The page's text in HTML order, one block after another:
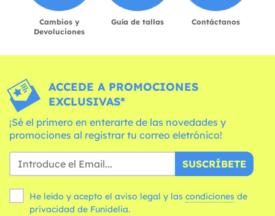
Cambios y
Devoluciones
Guía de tallas Contáctanos
ACCEDE A PROMOCIONES
EXCLUSIVAS*
¡Sé el primero en enterarte de las novedades y
promociones al registrar tu correo eletrónico!
SUSCRÍBETE
He leído y acepto el aviso legal y las condiciones
privacidad de Funidelia.